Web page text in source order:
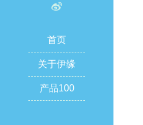
首页
关于伊缘
产品100